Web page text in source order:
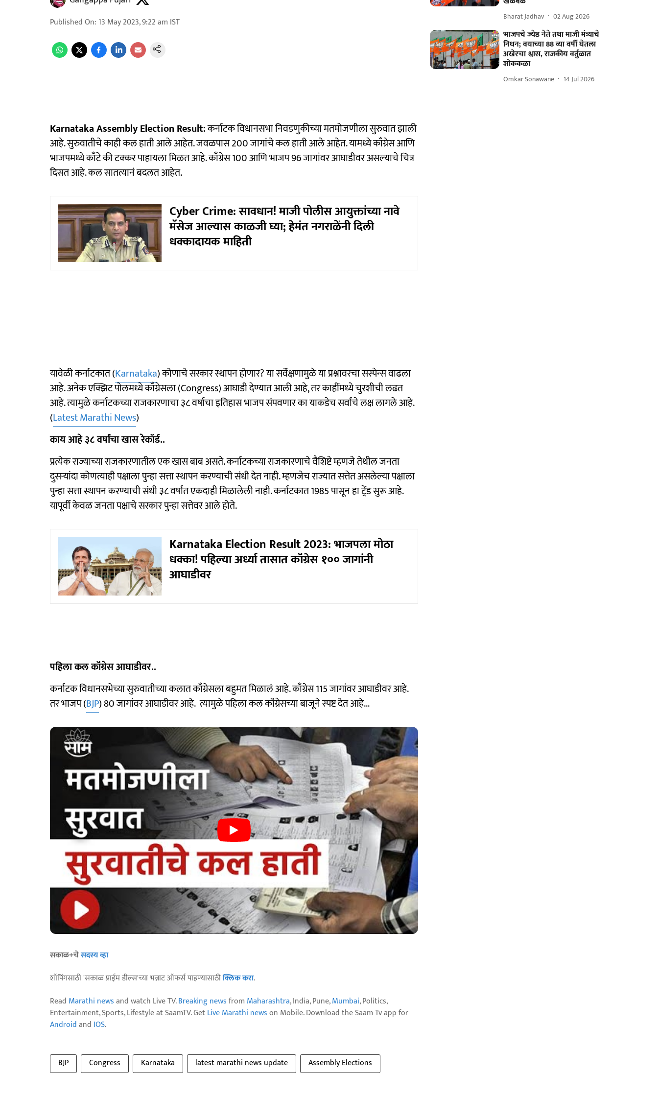
Published On: 13 May 2023, 9:22 am IST
Karnataka Assembly Election Result:कर्नाटक विधानसभा निवडणुकीच्या मतमोजणीला सुरुवात झाली
आहे. सुरुवातीचे काही कल हाती आले आहेत. जवळपास 200 जागांचे कल हाती आले आहेत. यामध्ये काँग्रेस आणि
भाजपमध्ये काँटे की टक्कर पाहायला मिळत आहे. काँग्रेस 100 आणि भाजप 96 जागांवर आघाडीवर असल्याचे चित्र
दिसत आहे. कल सातत्यानं बदलत आहेत.
Cyber Crime: सावधान! माजी पोलीस आयुक्तांच्या नावे
मॅसेज आल्यास काळजी घ्या; हेमंत नगराळेंनी दिली
धक्कादायक माहिती
यावेळी कर्नाटकात (Karnataka) कोणाचे सरकार स्थापन होणार? या सर्वेक्षणामुळे या प्रश्नावरचा सस्पेन्स वाढला
आहे. अनेक एक्झिट पोलमध्ये काँग्रेसला (Congress) आघाडी देण्यात आली आहे, तर काहींमध्ये चुरशीची लढत
आहे. त्यामुळे कर्नाटकच्या राजकारणाचा ३८ वर्षांचा इतिहास भाजप संपवणार का याकडेच सर्वांचे लक्ष लागले आहे.
(Latest Marathi News)
काय आहे ३८ वर्षांचा खास रेकॉर्ड..
प्रत्येक राज्याच्या राजकारणातील एक खास बाब असते. कर्नाटकच्या राजकारणाचे वैशिष्टे म्हणजे तेथील जनता
दुसऱ्यांदा कोणत्याही पक्षाला पुन्हा सत्ता स्थापन करण्याची संधी देत नाही. म्हणजेच राज्यात सत्तेत असलेल्या पक्षाला
पुन्हा सत्ता स्थापन करण्याची संधी ३८ वर्षांत एकदाही मिळालेली नाही. कर्नाटकात 1985 पासून हा ट्रेंड सुरू आहे.
यापूर्वी केवळ जनता पक्षाचे सरकार पुन्हा सत्तेवर आले होते.
Karnataka Election Result 2023: भाजपला मोठा
धक्का! पहिल्या अर्ध्या तासात कॉंग्रेस १०० जागांनी
आघाडीवर
पहिला कल कॉंग्रेस आघाडीवर..
कर्नाटक विधानसभेच्या सुरुवातीच्या कलात काँग्रेसला बहुमत मिळालं आहे. काँग्रेस 115 जागांवर आघाडीवर आहे.
तर भाजप (BJP) 80 जागांवर आघाडीवर आहे. त्यामुळे पहिला कल कॉंग्रेसच्या बाजूने स्पष्ट देत आहे...
सकाळ+चेसदस्य व्हा
शॉपिंगसाठी 'सकाळ प्राईम डील्स'च्या भन्नाट ऑफर्स पाहण्यासाठीक्लिक करा.
Read Marathi newsand watch Live TV.Breaking newsfrom Maharashtra, India, Pune,Mumbai, Politics,
Entertainment, Sports, Lifestyle at SaamTV. GetLive Marathi newson Mobile. Download the Saam Tv app for
Androidand IOS.
BJP Congress Karnataka latest marathi news update Assembly Elections
Bharat Jadhav 02 Aug 2026
भाजपचे ज्येष्ठ नेते तथा माजी मंत्र्याचे
निधन; वयाच्या 88 व्या वर्षी घेतला
अखेरचा श्वास, राजकीय वर्तुळात
शोककळा
Omkar Sonawane 14 Jul 2026